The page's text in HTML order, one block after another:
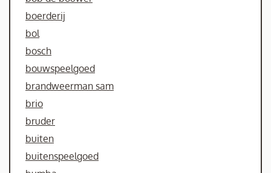
boerderij
bol
bosch
bouwspeelgoed
brandweerman sam
brio
bruder
buiten
buitenspeelgoed